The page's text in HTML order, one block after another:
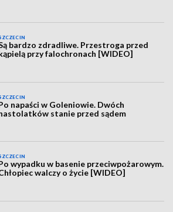
bardzo zdradliwe. Przestroga przed
przy falochronach [WIDEO]
napaści w Goleniowie. Dwóch
stanie przed sądem
wypadku w basenie przeciwpożarowym.
walczy o życie [WIDEO]